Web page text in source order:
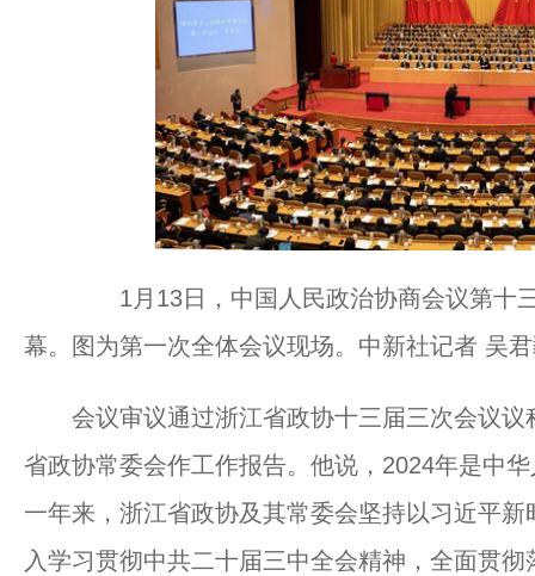
1月13日，中国人民政治协商会议第十
幕。图为第一次全体会议现场。中新社记者 吴
会议审议通过浙江省政协十三届三次会议议
省政协常委会作工作报告。他说，2024年是中
一年来，浙江省政协及其常委会坚持以习近平
入学习贯彻中共二十届三中全会精神，全面贯